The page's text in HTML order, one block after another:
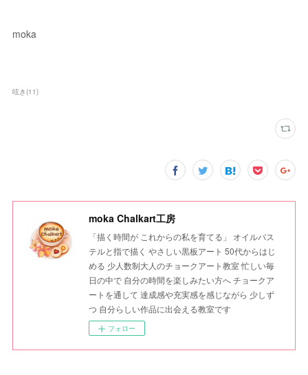
moka
呟き(11)
moka Chalkart工房
「描く時間が これからの私を育てる」 オイルパス
テルと指で描く やさしい黒板アート 50代からはじ
める 少人数制大人のチョークアート教室 忙しい毎
日の中で 自分の時間を楽しみたい方へ チョークア
ートを通して 達成感や充実感を感じながら 少しず
つ 自分らしい作品に出会える教室です
フォロー